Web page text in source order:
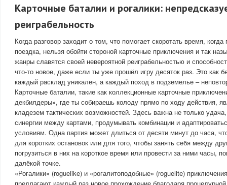
Карточные баталии и рогалики:
реиграбельность
Когда разговор заходит о том, что помогает скоротать время,
поездка, нельзя обойти стороной карточные приключения и так
жанры славятся своей невероятной реиграбельностью и
что-то новое, даже если ты уже прошёл игру десяток раз. Это как
каждый расклад уникален, а каждый поход в подземелье –
Карточные баталии, такие как коллекционные карточные
декбилдеры», где ты собираешь колоду прямо по ходу действия,
кладезем тактических возможностей. Здесь важна не только
синергии между картами, продумывать комбинации и
условиям. Одна партия может длиться от десяти минут до часа,
для коротких остановок или для того, чтобы занять себя между
погрузиться в них на короткое время или провести за ними часы,
далёкой точке.
«Рогалики» (roguelike) и «рогалитоподобные» (roguelite)